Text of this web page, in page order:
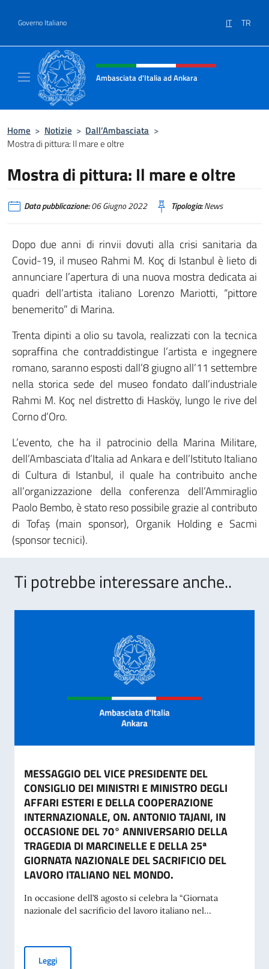
Governo Italiano IT TR
Intestazione sito, social e menù
Ambasciata d'Italia ad Ankara
Home > Notizie > Dall’Ambasciata >
Mostra di pittura: Il mare e oltre
Mostra di pittura: Il mare e oltre
Data pubblicazione:06 Giugno 2022 Tipologia:News
Dopo due anni di rinvii dovuti alla crisi sanitaria da
Covid-19, il museo Rahmi M. Koç di Istanbul è lieto di
annunciare l’apertura di una nuova mostra dedicata ai
quadri dell’artista italiano Lorenzo Mariotti, “pittore
benemerito” di Marina.
Trenta dipinti a olio su tavola, realizzati con la tecnica
sopraffina che contraddistingue l’artista e ingegnere
romano, saranno esposti dall’8 giugno all’11 settembre
nella storica sede del museo fondato dall’industriale
Rahmi M. Koç nel distretto di Hasköy, lungo le rive del
Corno d’Oro.
L’evento, che ha il patrocinio della Marina Militare,
dell’Ambasciata d’Italia ad Ankara e dell’Istituto Italiano
di Cultura di Istanbul, il quale ha contribuito anche
all’organizzazione della conferenza dell’Ammiraglio
Paolo Bembo, è stato reso possibile grazie al contributo
di Tofaş (main sponsor), Organik Holding e Sacmi
(sponsor tecnici).
Ti potrebbe interessare anche..
MESSAGGIO DEL VICE PRESIDENTE DEL
CONSIGLIO DEI MINISTRI E MINISTRO DEGLI
AFFARI ESTERI E DELLA COOPERAZIONE
INTERNAZIONALE, ON. ANTONIO TAJANI, IN
OCCASIONE DEL 70° ANNIVERSARIO DELLA
TRAGEDIA DI MARCINELLE E DELLA 25ª
GIORNATA NAZIONALE DEL SACRIFICIO DEL
LAVORO ITALIANO NEL MONDO.
In occasione dell’8 agosto si celebra la “Giornata
nazionale del sacrificio del lavoro italiano nel...
LeggiMESSAGGIO DEL VICE PRESIDENTE DEL CONSIGLIO DEI